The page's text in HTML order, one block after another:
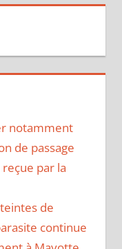
notamment
de passage
par la
de
continue